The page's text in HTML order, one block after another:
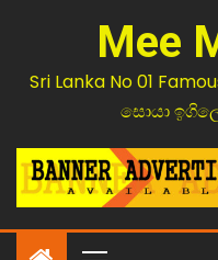
Mee
Sri Lanka No 01
සොයා